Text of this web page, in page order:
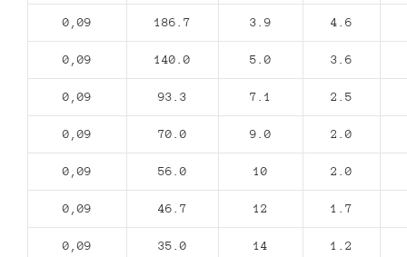
0,09 186.7 3.9 4.6
0,09 140.0 5.0 3.6
0,09 93.3 7.1 2.5
0,09 70.0 9.0 2.0
0,09 56.0 10 2.0
0,09 46.7 12 1.7
0,09 35.0 14 1.2